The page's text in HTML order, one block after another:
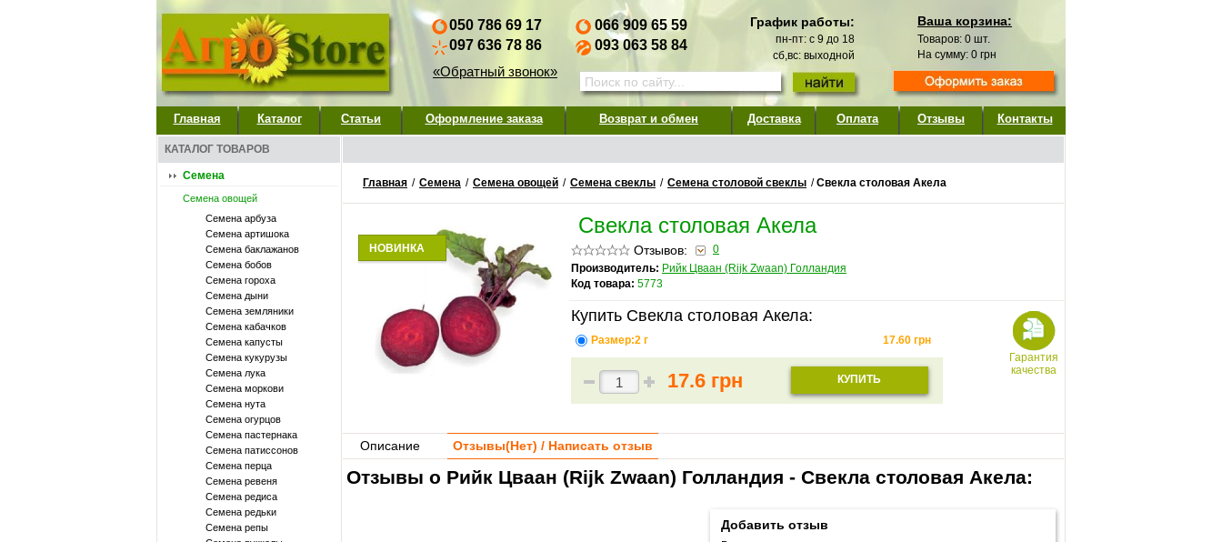
050 786 69 17
097 636 78 86
«Обратный звонок»
066 909 65 59
093 063 58 84
График работы:
пн-пт: с 9 до 18
сб,вс: выходной
Ваша корзина:
Товаров: 0 шт.
На сумму: 0 грн
Главная Каталог Статьи Оформление заказа Возврат и обмен Доставка Оплата Отзывы Контакты
КАТАЛОГ ТОВАРОВ
Семена
Семена овощей
Семена арбуза
Семена артишока
Семена баклажанов
Семена бобов
Семена гороха
Семена дыни
Семена земляники
Семена кабачков
Семена капусты
Семена кукурузы
Семена лука
Семена моркови
Семена нута
Семена огурцов
Семена пастернака
Семена патиссонов
Семена перца
Семена ревеня
Семена редиса
Семена редьки
Семена репы
Главная / Семена / Семена овощей / Семена свеклы / Семена столовой свеклы /Свекла столовая Акела
НОВИНКА
Свекла столовая Акела
Отзывов:
0
Производитель: Рийк Цваан (Rijk Zwaan) Голландия
Код товара: 5773
Купить Свекла столовая Акела:
Размер:2 г 17.60 грн
17.6 грн КУПИТЬ
Гарантия
качества
Описание Отзывы(Нет) / Написать отзыв
Отзывы о Рийк Цваан (Rijk Zwaan) Голландия - Свекла столовая Акела:
Добавить отзыв